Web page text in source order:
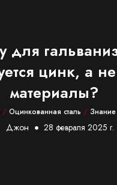
для
цинк, а
материалы?
/ Оцинкованная сталь / Знание
Джон 28 февраля 2025 г.